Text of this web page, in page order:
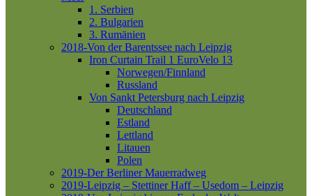
1. Serbien
2. Bulgarien
3. Rumänien
2018-Von der Barentssee nach Leipzig
Iron Curtain Trail 1 EuroVelo 13
Norwegen/Finnland
Russland
Von Sankt Petersburg nach Leipzig
Deutschland
Estland
Lettland
Litauen
Polen
2019-Der Berliner Mauerradweg
2019-Leipzig – Stettiner Haff – Usedom – Leipzig